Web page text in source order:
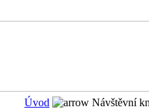
Úvod Návštěvní